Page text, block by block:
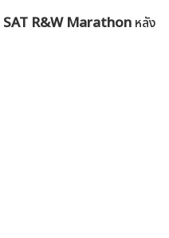
SAT R&W Marathon หลัง